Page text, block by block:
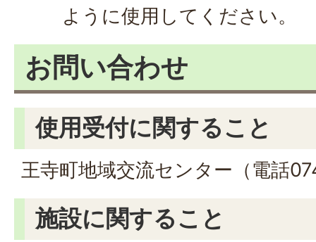
ように使用してください。
お問い合わせ
使用受付に関すること
王寺町地域交流センター（電話
施設に関すること